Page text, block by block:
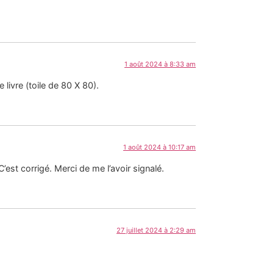
1 août 2024 à 8:33 am
livre (toile de 80 X 80).
1 août 2024 à 10:17 am
corrigé. Merci de me l’avoir signalé.
27 juillet 2024 à 2:29 am